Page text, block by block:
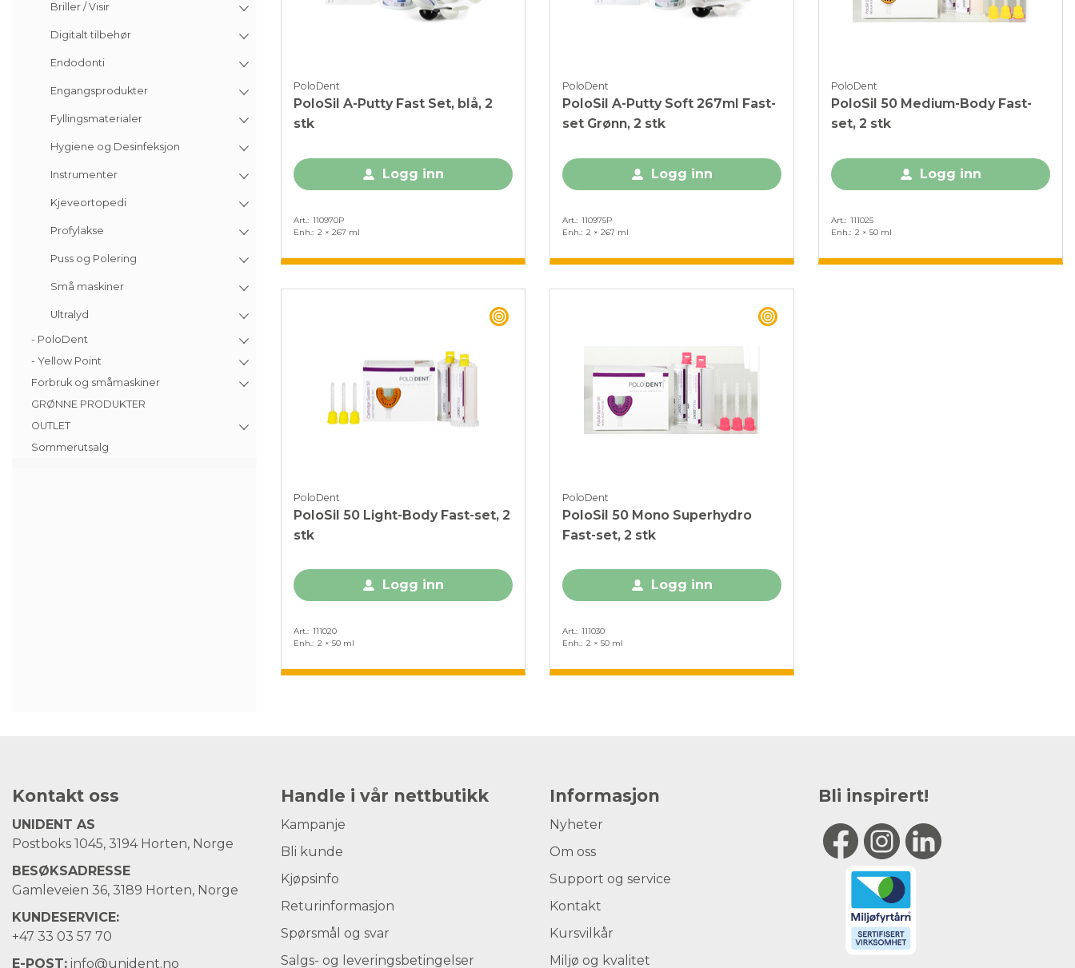
Briller / Visir
Digitalt tilbehør
Endodonti
Engangsprodukter
Fyllingsmaterialer
Hygiene og Desinfeksjon
Instrumenter
Kjeveortopedi
Profylakse
Puss og Polering
Små maskiner
Ultralyd
- PoloDent
- Yellow Point
Forbruk og småmaskiner
GRØNNE PRODUKTER
OUTLET
Sommerutsalg
PoloDent
PoloSil A-Putty Fast Set, blå, 2
stk
Logg inn
Art. 110970P
Enh. 2 × 267 ml
PoloDent
PoloSil A-Putty Soft 267ml Fast-
set Grønn, 2 stk
Logg inn
Art. 110975P
Enh. 2 × 267 ml
PoloDent
PoloSil 50 Medium-Body Fast-
set, 2 stk
Logg inn
Art. 111025
Enh. 2 × 50 ml
PoloDent
PoloSil 50 Light-Body Fast-set, 2
stk
Logg inn
Art. 111020
Enh. 2 × 50 ml
PoloDent
PoloSil 50 Mono Superhydro
Fast-set, 2 stk
Logg inn
Art. 111030
Enh. 2 × 50 ml
Kontakt oss
UNIDENT AS
Postboks 1045, 3194 Horten, Norge
BESØKSADRESSE
Gamleveien 36, 3189 Horten, Norge
KUNDESERVICE:
+47 33 03 57 70
E-POST: info@unident.no
Handle i vår nettbutikk
Kampanje
Bli kunde
Kjøpsinfo
Returinformasjon
Spørsmål og svar
Salgs- og leveringsbetingelser
Informasjon
Nyheter
Om oss
Support og service
Kontakt
Kursvilkår
Miljø og kvalitet
Bli inspirert!